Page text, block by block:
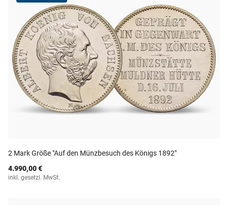
2 Mark Größe "Auf den Münzbesuch des Königs 1892"
4.990,00 €
inkl. gesetzl. MwSt.